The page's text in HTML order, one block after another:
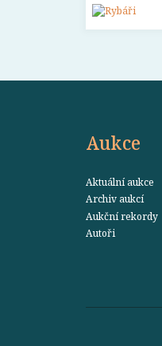
Aukce
Aktuální aukce
Archiv aukcí
Aukční rekordy
Autoři